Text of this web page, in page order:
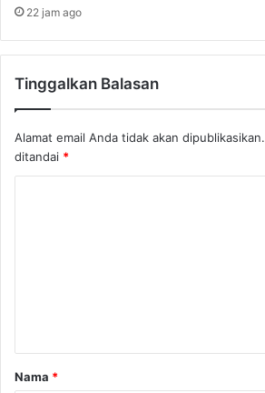
22 jam ago
Tinggalkan Balasan
Alamat email Anda tidak akan dipublikasikan.
ditandai *
a
r
Nama *